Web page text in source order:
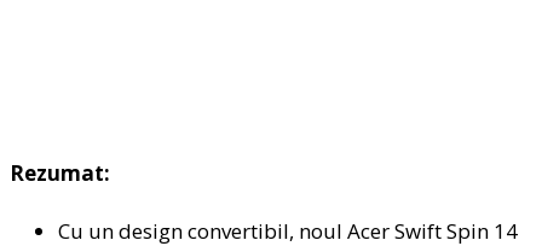
Rezumat:
Cu un design convertibil, noul Acer Swift Spin 14